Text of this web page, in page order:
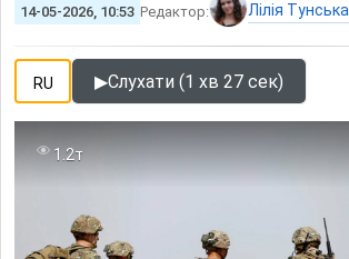
14-05-2026, 10:53 Редактор: Лілія Тунська
RU ▶Слухати (1 хв 27 сек)
1.2т